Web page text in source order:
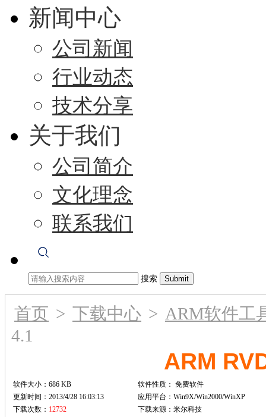
新闻中心
公司新闻
行业动态
技术分享
关于我们
公司简介
文化理念
联系我们
搜索
首页 > 下载中心 > ARM软件工
4.1
ARM
软件大小：686 KB 软件性质： 免费软件
更新时间：2013/4/28 16:03:13
应用平台：Win9X/Win2000/WinXP
下载次数： 12732
下载来源：米尔科技